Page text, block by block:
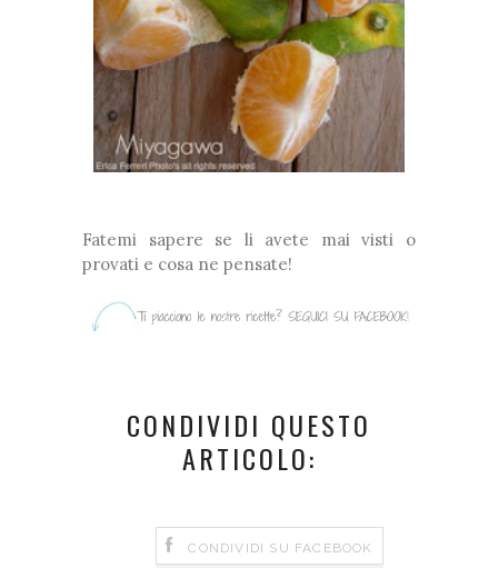
Fatemi sapere se li avete mai visti o
provati e cosa ne pensate!
CONDIVIDI QUESTO
ARTICOLO:
CONDIVIDI SU FACEBOOK